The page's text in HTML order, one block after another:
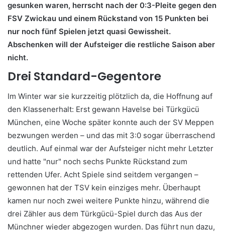
gesunken waren, herrscht nach der 0:3-Pleite gegen den
FSV Zwickau und einem Rückstand von 15 Punkten bei
nur noch fünf Spielen jetzt quasi Gewissheit.
Abschenken will der Aufsteiger die restliche Saison aber
nicht.
Drei Standard-Gegentore
Im Winter war sie kurzzeitig plötzlich da, die Hoffnung auf
den Klassenerhalt: Erst gewann Havelse bei Türkgücü
München, eine Woche später konnte auch der SV Meppen
bezwungen werden – und das mit 3:0 sogar überraschend
deutlich. Auf einmal war der Aufsteiger nicht mehr Letzter
und hatte "nur" noch sechs Punkte Rückstand zum
rettenden Ufer. Acht Spiele sind seitdem vergangen –
gewonnen hat der TSV kein einziges mehr. Überhaupt
kamen nur noch zwei weitere Punkte hinzu, während die
drei Zähler aus dem Türkgücü-Spiel durch das Aus der
Münchner wieder abgezogen wurden. Das führt nun dazu,